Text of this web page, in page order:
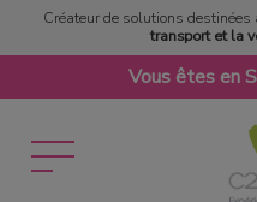
Créateur de solutions destinées
transport et la
Vous êtes en